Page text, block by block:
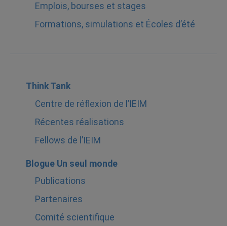
Emplois, bourses et stages
Formations, simulations et Écoles d’été
Think Tank
Centre de réflexion de l’IEIM
Récentes réalisations
Fellows de l’IEIM
Blogue Un seul monde
Publications
Partenaires
Comité scientifique